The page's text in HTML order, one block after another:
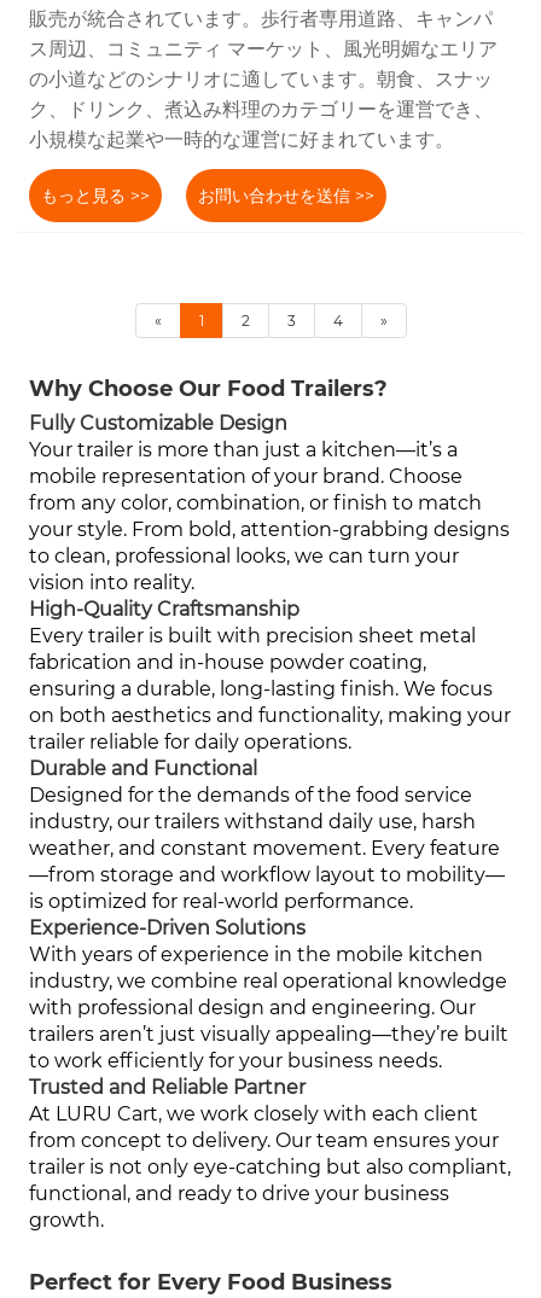
販売が統合されています。歩行者専用道路、キャンパ
ス周辺、コミュニティ マーケット、風光明媚なエリア
の小道などのシナリオに適しています。朝食、スナッ
ク、ドリンク、煮込み料理のカテゴリーを運営でき、
小規模な起業や一時的な運営に好まれています。
もっと見る >> お問い合わせを送信 >>
« 1 2 3 4 »
Why Choose Our Food Trailers?
Fully Customizable Design
Your trailer is more than just a kitchen—it’s a
mobile representation of your brand. Choose
from any color, combination, or finish to match
your style. From bold, attention-grabbing designs
to clean, professional looks, we can turn your
vision into reality.
High-Quality Craftsmanship
Every trailer is built with precision sheet metal
fabrication and in-house powder coating,
ensuring a durable, long-lasting finish. We focus
on both aesthetics and functionality, making your
trailer reliable for daily operations.
Durable and Functional
Designed for the demands of the food service
industry, our trailers withstand daily use, harsh
weather, and constant movement. Every feature
—from storage and workflow layout to mobility—
is optimized for real-world performance.
Experience-Driven Solutions
With years of experience in the mobile kitchen
industry, we combine real operational knowledge
with professional design and engineering. Our
trailers aren’t just visually appealing—they’re built
to work efficiently for your business needs.
Trusted and Reliable Partner
At LURU Cart, we work closely with each client
from concept to delivery. Our team ensures your
trailer is not only eye-catching but also compliant,
functional, and ready to drive your business
growth.
Perfect for Every Food Business